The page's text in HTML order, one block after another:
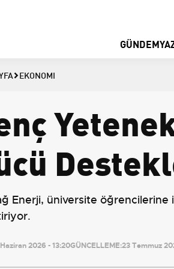
GÜNDEM
EKONOMI
Enerji, üniversite öğrencilerine
Haziran 2026 - 13:20GÜNCELLEME:23 Temmuz